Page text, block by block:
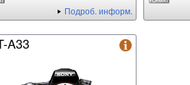
Подроб. информ.
A33